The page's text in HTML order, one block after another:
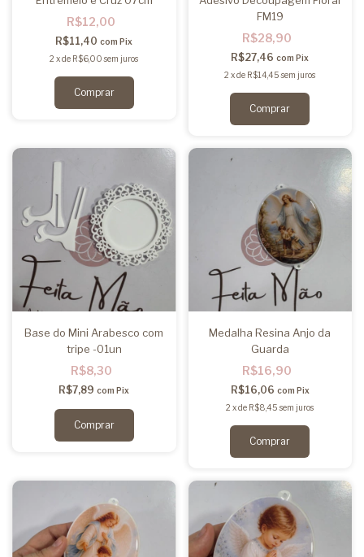
R$12,00
R$11,40com Pix
2 xde R$6,00 sem juros
FM19
R$28,90
R$27,46com Pix
2 xde R$14,45 sem juros
Base do Mini Arabesco com
tripe -01un
R$8,30
R$7,89com Pix
Medalha Resina Anjo da
Guarda
R$16,90
R$16,06 com Pix
2 xde R$8,45 sem juros